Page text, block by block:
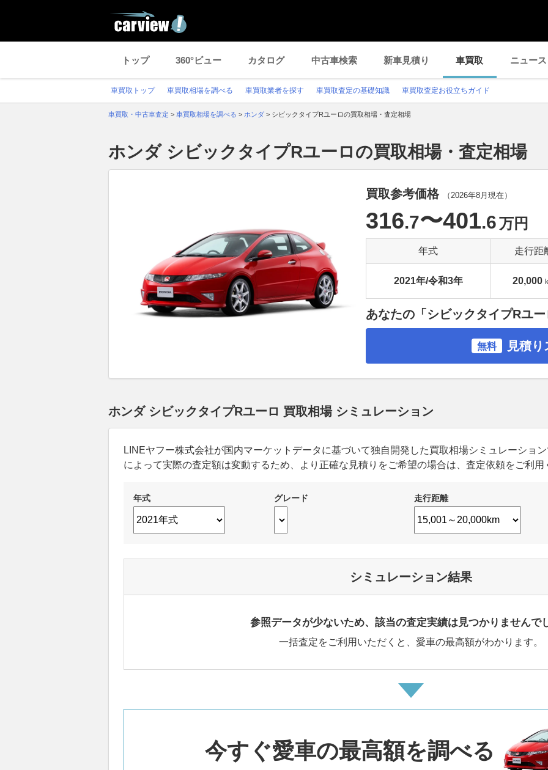
トップ 360°ビュー カタログ 中古車検索 新車見積り 車買取 ニュース
車買取トップ 車買取相場を調べる 車買取業者を探す 車買取査定の基礎知識 車買取査定お役立ちガイド
車買取・中古車査定 > 車買取相場を調べる > ホンダ > シビックタイプRユーロの買取相場・査定相場
ホンダ シビックタイプRユーロの買取相場・査定相場
買取参考価格 （2026年8月 現在）
316.7〜401.6万円
年式 走行距
2021年/令和3年 20,000
あなたの「シビックタイプRユ
無料 見積
ホンダ シビックタイプRユーロ 買取相場 シミュレーション
LINEヤフー株式会社が国内マーケットデータに基づいて独自開発した買取相場シミュレーショ
によって実際の査定額は変動するため、より正確な見積りをご希望の場合は、査定依頼をご利用
年式 グレード 走行距離
シミュレーション結果
参照データが少ないため、該当の査定実績は見つかりませんで
一括査定をご利用いただくと、愛車の最高額がわかります。
今すぐ愛車の最高額を調べる